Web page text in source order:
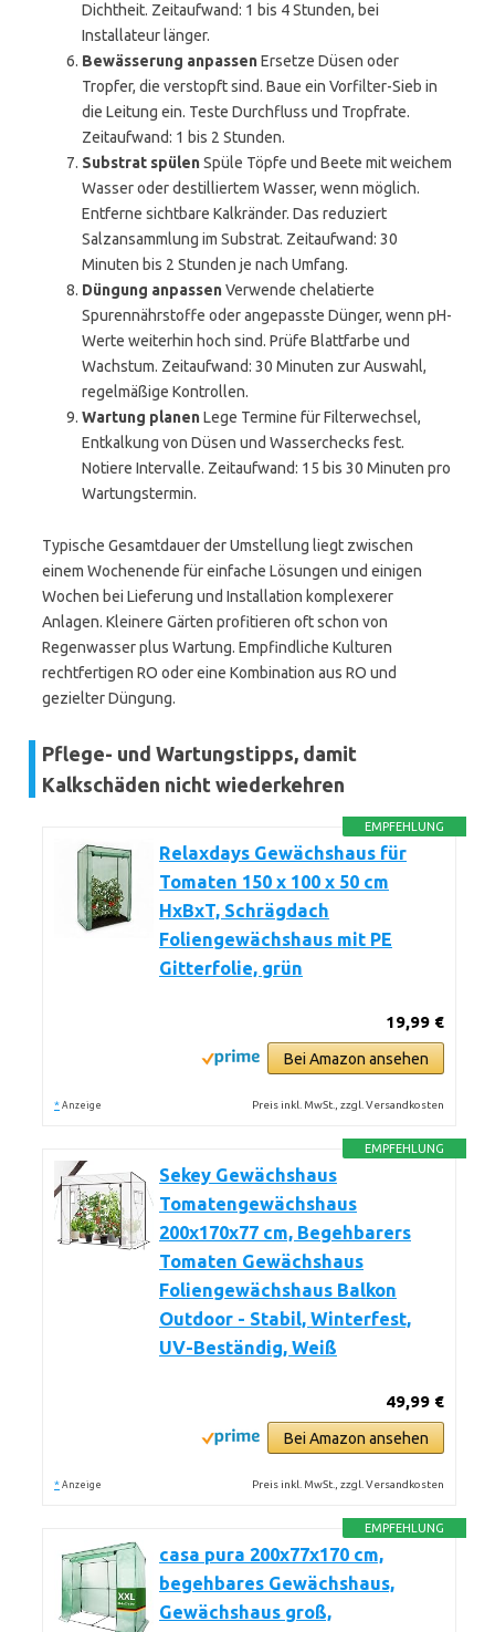
Dichtheit. Zeitaufwand: 1 bis 4 Stunden, bei
Installateur länger.
Bewässerung anpassenErsetze Düsen oder
Tropfer, die verstopft sind. Baue ein Vorfilter-Sieb in
die Leitung ein. Teste Durchfluss und Tropfrate.
Zeitaufwand: 1 bis 2 Stunden.
Substrat spülenSpüle Töpfe und Beete mit weichem
Wasser oder destilliertem Wasser, wenn möglich.
Entferne sichtbare Kalkränder. Das reduziert
Salzansammlung im Substrat. Zeitaufwand: 30
Minuten bis 2 Stunden je nach Umfang.
Düngung anpassenVerwende chelatierte
Spurennährstoffe oder angepasste Dünger, wenn pH-
Werte weiterhin hoch sind. Prüfe Blattfarbe und
Wachstum. Zeitaufwand: 30 Minuten zur Auswahl,
regelmäßige Kontrollen.
Wartung planenLege Termine für Filterwechsel,
Entkalkung von Düsen und Wasserchecks fest.
Notiere Intervalle. Zeitaufwand: 15 bis 30 Minuten pro
Wartungstermin.
Typische Gesamtdauer der Umstellung liegt zwischen
einem Wochenende für einfache Lösungen und einigen
Wochen bei Lieferung und Installation komplexerer
Anlagen. Kleinere Gärten profitieren oft schon von
Regenwasser plus Wartung. Empfindliche Kulturen
rechtfertigen RO oder eine Kombination aus RO und
gezielter Düngung.
Pflege- und Wartungstipps, damit
Kalkschäden nicht wiederkehren
EMPFEHLUNG
Relaxdays Gewächshaus für
Tomaten 150 x 100 x 50 cm
HxBxT, Schrägdach
Foliengewächshaus mit PE
Gitterfolie, grün
19,99 €
Bei Amazon ansehen
* Anzeige Preis inkl. MwSt., zzgl. Versandkosten
EMPFEHLUNG
Sekey Gewächshaus
Tomatengewächshaus
200x170x77 cm, Begehbarers
Tomaten Gewächshaus
Foliengewächshaus Balkon
Outdoor - Stabil, Winterfest,
UV-Beständig, Weiß
49,99 €
Bei Amazon ansehen
* Anzeige Preis inkl. MwSt., zzgl. Versandkosten
EMPFEHLUNG
casa pura 200x77x170 cm,
begehbares Gewächshaus,
Gewächshaus groß,